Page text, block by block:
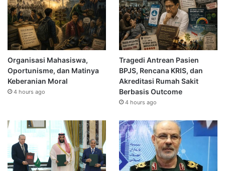
Organisasi Mahasiswa,
Oportunisme, dan Matinya
Keberanian Moral
4 hours ago
Tragedi Antrean Pasien
BPJS, Rencana KRIS, dan
Akreditasi Rumah Sakit
Berbasis Outcome
4 hours ago